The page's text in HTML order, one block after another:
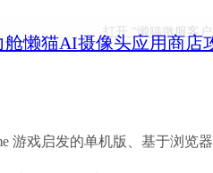
舱懒猫AI摄像头应用商店
打开 “懒猫微服客户
游戏启发的单机版、基于浏览